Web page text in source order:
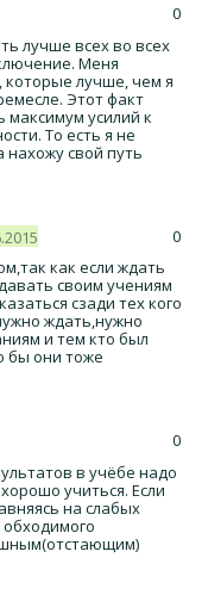
0
лучше всех во всех
Меня
лучше, чем я
Этот факт
максимум усилий к
То есть я не
нахожу свой путь
0
как если ждать
своим учениям
сзади тех кого
ждать,нужно
и тем кто был
бы они тоже
0
в учёбе надо
учиться. Если
на слабых